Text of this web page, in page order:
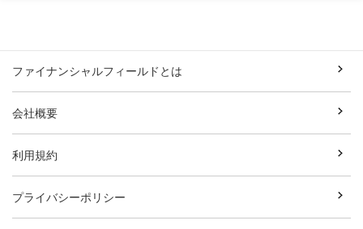
ファイナンシャルフィールドとは
会社概要
利用規約
プライバシーポリシー